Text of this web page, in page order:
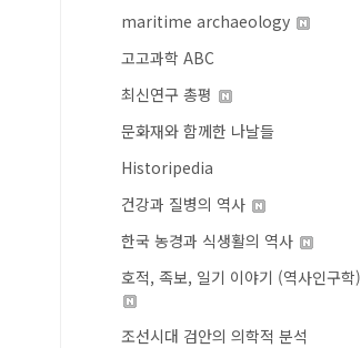
maritime archaeology
고고과학 ABC
최신연구 총평
문화재와 함께한 나날들
Historipedia
건강과 질병의 역사
한국 농경과 식생활의 역사
호적, 족보, 일기 이야기 (역사인구학)
조선시대 검안의 의학적 분석